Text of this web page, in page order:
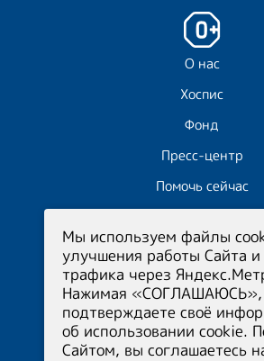
О нас
Хоспис
Фонд
Пресс-центр
Помочь сейчас
Отчёты
Приёмная +7 (347)
Фонд +7 (960)
Медицинский
Мы используем файлы
улучшения работы Сайта и
трафика через
Нажимая «СОГЛАШАЮСЬ»,
подтверждаете своё
об использовании cookie.
Сайтом, вы соглашаетесь